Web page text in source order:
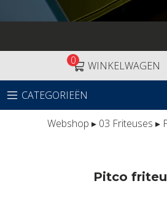
CATEGORIEËN
WINKELWAGEN
0
Webshop ▸ 03 Friteuses ▸
Pitco